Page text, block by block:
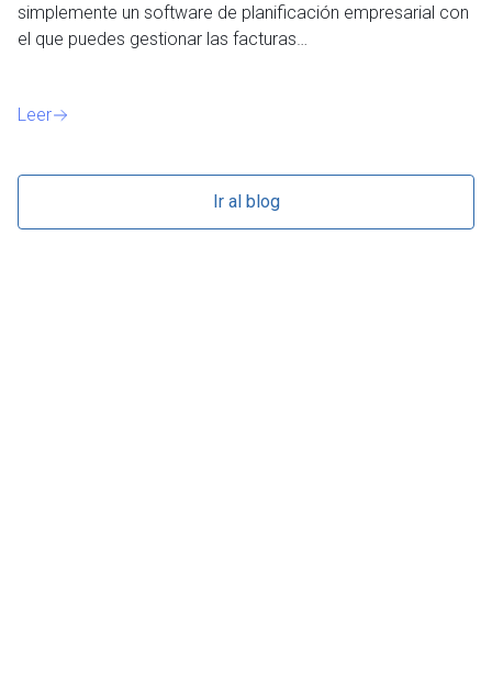
simplemente un software de planificación empresarial con
el que puedes gestionar las facturas…
Leer
Ir al blog